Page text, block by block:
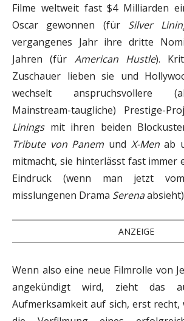
Filme weltweit fast $4 Milliarden
Oscar gewonnen (für Silver
vergangenes Jahr ihre dritte
Jahren (für American Hustle).
Zuschauer lieben sie und
wechselt anspruchsvollere
Mainstream-taugliche) Prestige-
Liningsmit ihren beiden
Tribute von Panem und X-Menab
mitmacht, sie hinterlässt fast immer
Eindruck (wenn man jetzt vom
misslungenen Drama Serena
ANZEIGE
Wenn also eine neue Filmrolle von
angekündigt wird, zieht das
Aufmerksamkeit auf sich, erst recht,